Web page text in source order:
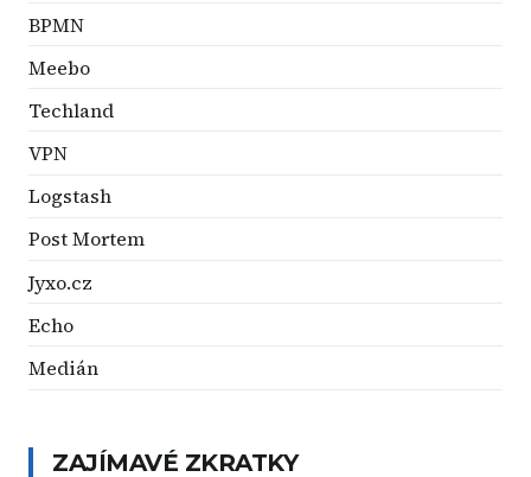
BPMN
Meebo
Techland
VPN
Logstash
Post Mortem
Jyxo.cz
Echo
Medián
ZAJÍMAVÉ ZKRATKY